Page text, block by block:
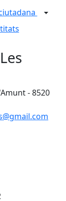
- 8520